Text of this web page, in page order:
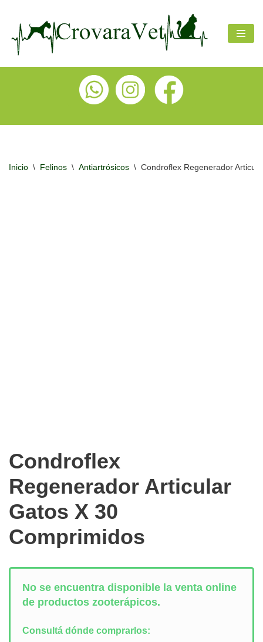
Inicio \ Felinos \ Antiartrósicos \ Condroflex Regenerador
Condroflex
Regenerador Articular
Gatos X 30
Comprimidos
No se encuentra disponible la venta online
de productos zooterápicos.
Consultá dónde comprarlos: